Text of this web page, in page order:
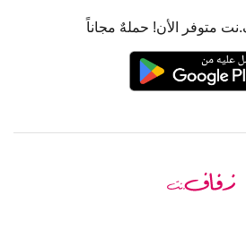
متوفر الأن! حملهٌ مجاناً